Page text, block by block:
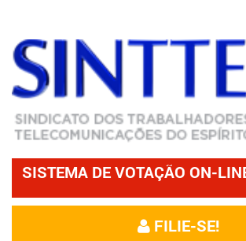
SISTEMA DE VOTAÇÃO ON-
FILIE-SE!